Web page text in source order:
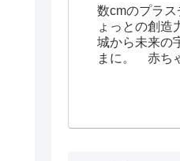
数cmのプラ
ょっとの創造
城から未来の
まに。 赤ち